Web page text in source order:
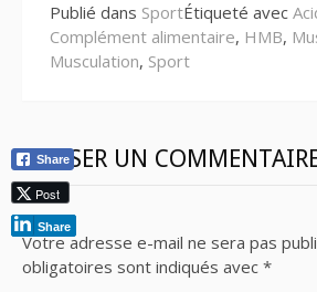
Publié dans SportÉtiqueté avec
Complément alimentaire, HMB,
Musculation, Sport
LAISSER UN
Votre adresse e-mail ne sera pas
obligatoires sont indiqués avec *
Share
Post
Share